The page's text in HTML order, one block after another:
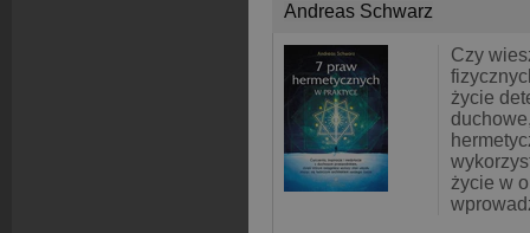
Andreas Schwarz
Czy
życie
życie w